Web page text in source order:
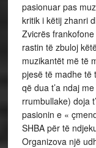
pasionuar pas
kritik i këtij zhanri
Zvicrës
rastin të zbuloj
muzikantët më të
pjesë të madhe të
që dua t’a ndaj
rrumbullake) doja
pasionin e «
SHBA për të
Organizova një